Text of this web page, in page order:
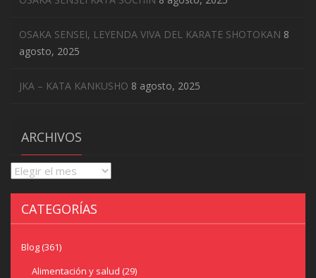
OSAKA SENSEI, LEYENDA VIVA DEL KARATE SHOTOKAN 8
agosto, 2025
JKA – KATA KANKUSHO 8 agosto, 2025
ARCHIVOS
Archivos
CATEGORÍAS
Blog (361)
Alimentación y salud (29)